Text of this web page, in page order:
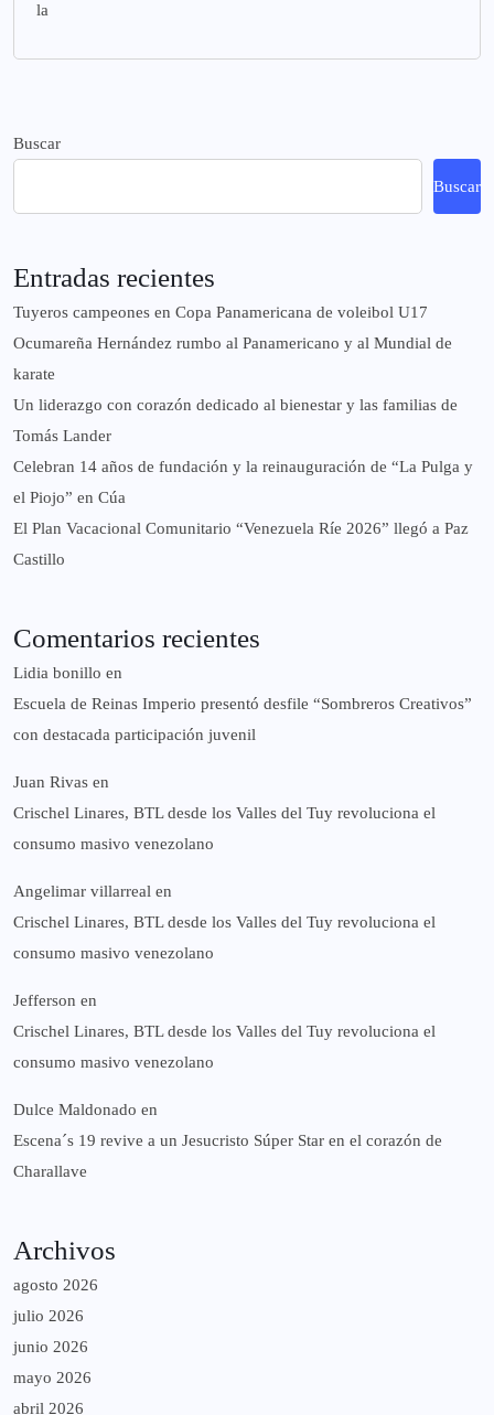
la
Buscar
Buscar
Entradas recientes
Tuyeros campeones en Copa Panamericana de voleibol U17
Ocumareña Hernández rumbo al Panamericano y al Mundial de
karate
Un liderazgo con corazón dedicado al bienestar y las familias de
Tomás Lander
Celebran 14 años de fundación y la reinauguración de “La Pulga y
el Piojo” en Cúa
El Plan Vacacional Comunitario “Venezuela Ríe 2026” llegó a Paz
Castillo​
Comentarios recientes
Lidia bonillo en
Escuela de Reinas Imperio presentó desfile “Sombreros Creativos”
con destacada participación juvenil
Juan Rivas en
Crischel Linares, BTL desde los Valles del Tuy revoluciona el
consumo masivo venezolano
Angelimar villarreal en
Crischel Linares, BTL desde los Valles del Tuy revoluciona el
consumo masivo venezolano
Jefferson en
Crischel Linares, BTL desde los Valles del Tuy revoluciona el
consumo masivo venezolano
Dulce Maldonado en
Escena´s 19 revive a un Jesucristo Súper Star en el corazón de
Charallave
Archivos
agosto 2026
julio 2026
junio 2026
mayo 2026
abril 2026